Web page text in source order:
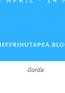
Gorda